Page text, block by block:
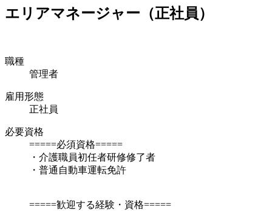
エリアマネージャー（正社員）
職種
管理者
雇用形態
正社員
必要資格
=====必須資格=====
・介護職員初任者研修修了者
・普通自動車運転免許
=====歓迎する経験・資格=====